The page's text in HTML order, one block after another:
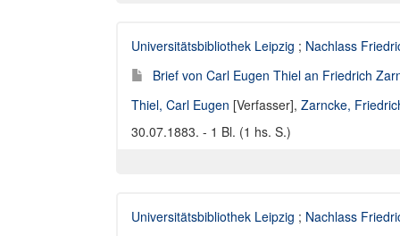
Universitätsbibliothek Leipzig ; Nachlass
Brief von Carl Eugen Thiel an Friedrich
Thiel, Carl Eugen [Verfasser], Zarncke,
30.07.1883. - 1 Bl. (1 hs. S.)
Universitätsbibliothek Leipzig ; Nachlass